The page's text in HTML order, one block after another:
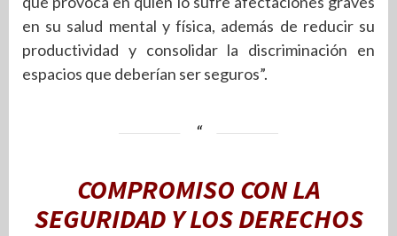
en su salud mental y física, además de reducir su
productividad y consolidar la discriminación en
espacios que deberían ser seguros”.
COMPROMISO CON LA
SEGURIDAD Y LOS DERECHOS